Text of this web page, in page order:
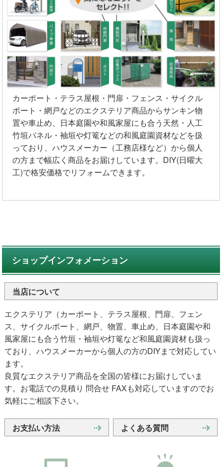
カーポート・テラス屋根・門扉・フェンス・サイクル
ポート・網戸などのエクステリア商品からサンキン物
置や車止め、日本庭園や和風家屋にも合う天然・人工
竹垣パネル・袖垣や灯篭などの和風庭園資材などを扱
っており、ハウスメーカー（工務店様など）から個人
の方まで幅広く商品をお届けしています。DIY(日曜大
工)で格安価格でリフォームできます。
ショップインフォメーション
当店について
エクステリア（カーポート、テラス屋根、門扉、フェン
ス、サイクルポート、網戸、物置、車止め、日本庭園や和
風家屋にも合う竹垣・袖垣や灯篭など和風庭園資材も扱っ
ており、ハウスメーカーから個人の方のDIYまで対応してい
ます。
良質なエクステリア商品を全国の皆様にお届けしていま
す。お電話での見積り 問合せ FAXも対応していますのでお
気軽にご相談下さい。
お支払い方法 よくある質問